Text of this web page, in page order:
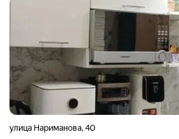
улица Нариманова,40